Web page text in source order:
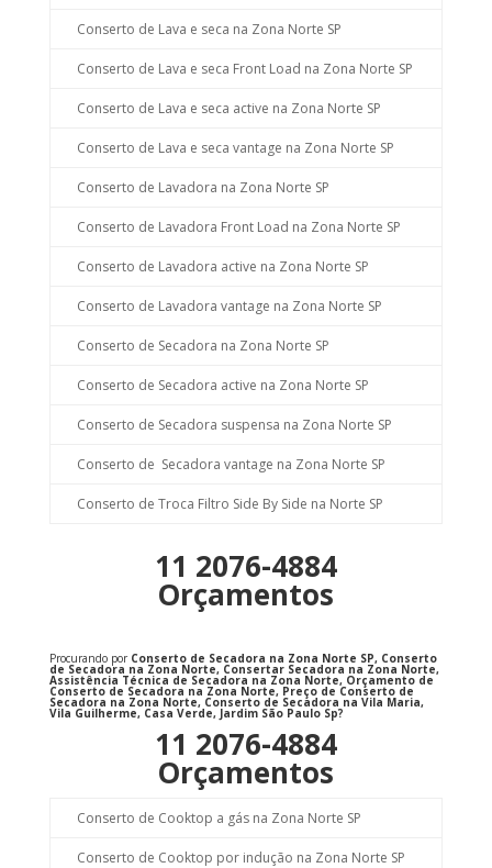
Conserto de Lava e seca na Zona Norte SP
Conserto de Lava e seca Front Load na Zona Norte SP
Conserto de Lava e seca active na Zona Norte SP
Conserto de Lava e seca vantage na Zona Norte SP
Conserto de Lavadora na Zona Norte SP
Conserto de Lavadora Front Load na Zona Norte SP
Conserto de Lavadora active na Zona Norte SP
Conserto de Lavadora vantage na Zona Norte SP
Conserto de Secadora na Zona Norte SP
Conserto de Secadora active na Zona Norte SP
Conserto de Secadora suspensa na Zona Norte SP
Conserto de Secadora vantage na Zona Norte SP
Conserto de Troca Filtro Side By Side na Norte SP
11 2076-4884
Orçamentos
Procurando por Conserto de Secadora na Zona Norte SP, Conserto
de Secadora na Zona Norte, Consertar Secadora na Zona Norte,
Assistência Técnica de Secadora na Zona Norte, Orçamento de
Conserto de Secadora na Zona Norte, Preço de Conserto de
Secadora na Zona Norte, Conserto de Secadora na Vila Maria,
Vila Guilherme, Casa Verde, Jardim São Paulo Sp?
11 2076-4884
Orçamentos
Conserto de Cooktop a gás na Zona Norte SP
Conserto de Cooktop por indução na Zona Norte SP